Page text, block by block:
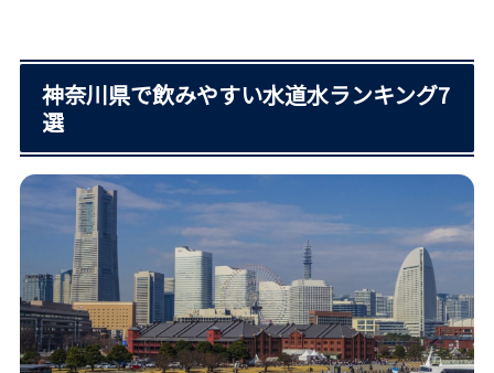
神奈川県で飲みやすい水道水ランキング7
選